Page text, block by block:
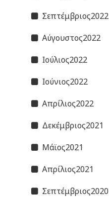
Σεπτέμβριος2022
Αύγουστος2022
Ιούλιος2022
Ιούνιος2022
Απρίλιος2022
Δεκέμβριος2021
Μάϊος2021
Απρίλιος2021
Σεπτέμβριος2020